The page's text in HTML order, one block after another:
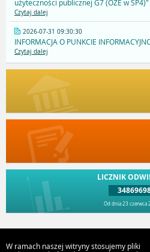
użyteczności publicznej G7 (OZE w SP4)"
Czytaj dalej
2026-07-31 09:30:30
INFORMACJA O PUNKCIE
Czytaj dalej
LICZNIK
Od dnia 23 czerwca
W ramach naszej witryny stosujemy pliki